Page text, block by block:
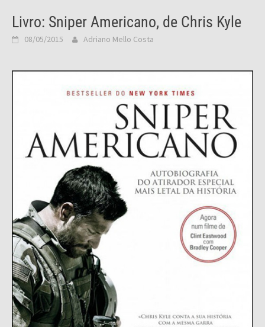
Livro: Sniper Americano, de Chris Kyle
08/05/2015 Adriano Mello Costa